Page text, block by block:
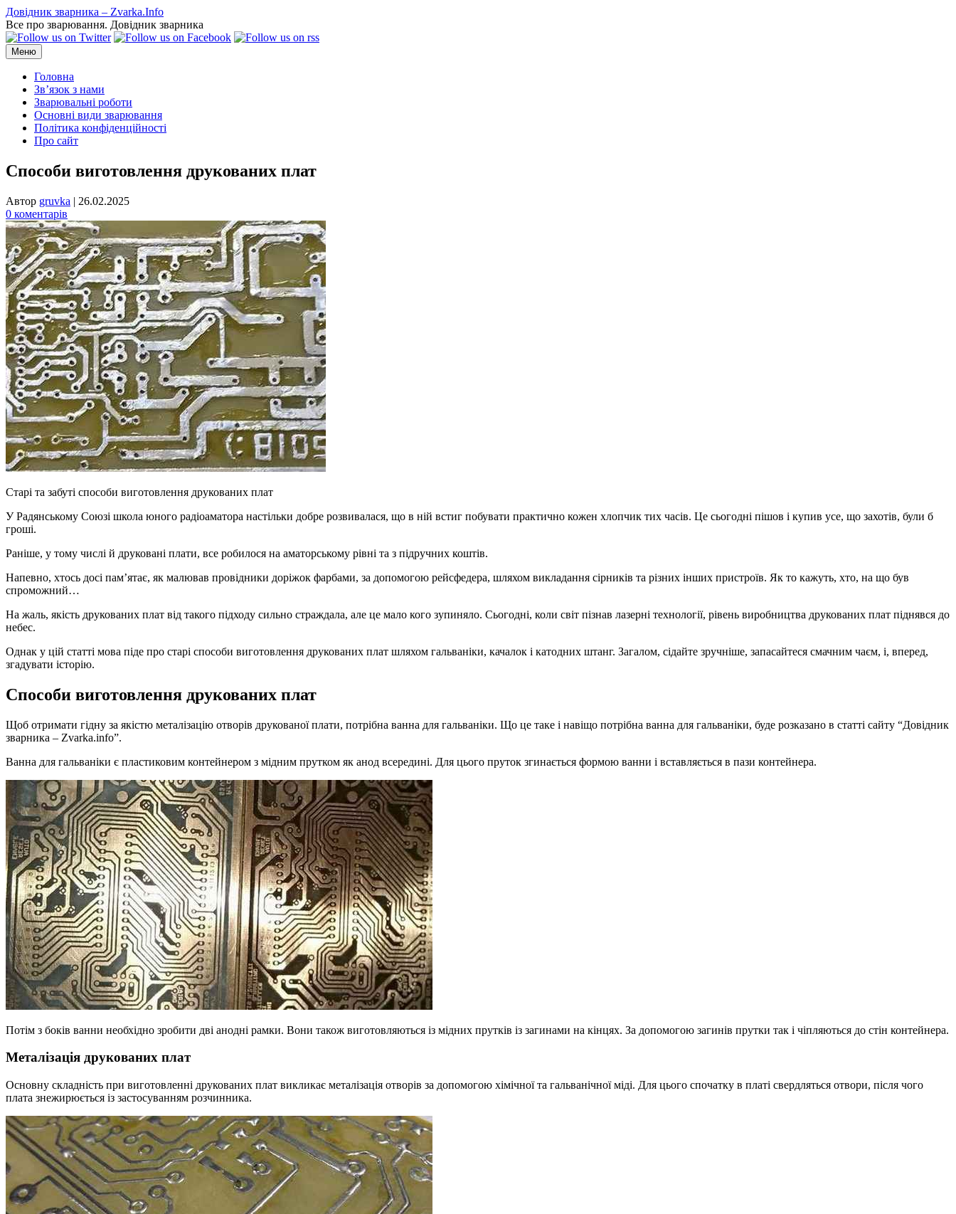
Перейти
до
вмісту
Довідник зварника – Zvarka.Info
Все про зварювання. Довідник зварника
Меню
Головна
Зв’язок з нами
Зварювальні роботи
Основні види зварювання
Політика конфіденційності
Про сайт
Способи виготовлення друкованих плат
Автор gruvka | 26.02.2025
0 коментарів
Старі та забуті способи виготовлення друкованих плат
У Радянському Союзі школа юного радіоаматора настільки добре розвивалася, що в ній встиг побувати практично кожен хлопчик тих часів. Це сьогодні пішов і купив усе, що захотів, були б
гроші.
Раніше, у тому числі й друковані плати, все робилося на аматорському рівні та з підручних коштів.
Напевно, хтось досі пам’ятає, як малював провідники доріжок фарбами, за допомогою рейсфедера, шляхом викладання сірників та різних інших пристроїв. Як то кажуть, хто, на що був
спроможний…
На жаль, якість друкованих плат від такого підходу сильно страждала, але це мало кого зупиняло. Сьогодні, коли світ пізнав лазерні технології, рівень виробництва друкованих плат піднявся до
небес.
Однак у цій статті мова піде про старі способи виготовлення друкованих плат шляхом гальваніки, качалок і катодних штанг. Загалом, сідайте зручніше, запасайтеся смачним чаєм, і, вперед,
згадувати історію.
Способи виготовлення друкованих плат
Щоб отримати гідну за якістю металізацію отворів друкованої плати, потрібна ванна для гальваніки. Що це таке і навіщо потрібна ванна для гальваніки, буде розказано в статті сайту “Довідник
зварника – Zvarka.info”.
Ванна для гальваніки є пластиковим контейнером з мідним прутком як анод всередині. Для цього пруток згинається формою ванни і вставляється в пази контейнера.
Потім з боків ванни необхідно зробити дві анодні рамки. Вони також виготовляються із мідних прутків із загинами на кінцях. За допомогою загинів прутки так і чіпляються до стін контейнера.
Металізація друкованих плат
Основну складність при виготовленні друкованих плат викликає металізація отворів за допомогою хімічної та гальванічної міді. Для цього спочатку в платі свердляться отвори, після чого
плата знежирюється із застосуванням розчинника.